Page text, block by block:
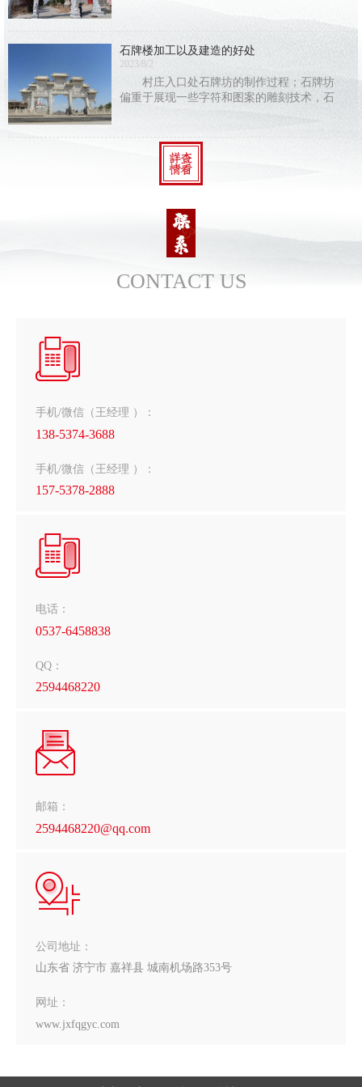
限，唯有在石头上刻字，才能长久地保存下
分，结合建筑
石牌楼加工以及建造的好处
2023/8/2
村庄入口处石牌坊的制作过程；石牌坊
偏重于展现一些字符和图案的雕刻技术，石
CONTACT US
手机/微信（王经理 ）：
138-5374-3688
手机/微信（王经理 ）：
157-5378-2888
电话：
0537-6458838
QQ：
2594468220
邮箱：
2594468220@qq.com
公司地址：
山东省 济宁市 嘉祥县 城南机场路353号
网址：
www.jxfqgyc.com